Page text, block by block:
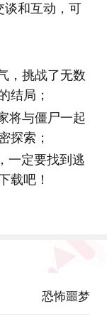
谈和互动，可
，挑战了无数
结局；
将与僵尸一起
探索；
一定要找到逃
载吧！
恐怖噩梦